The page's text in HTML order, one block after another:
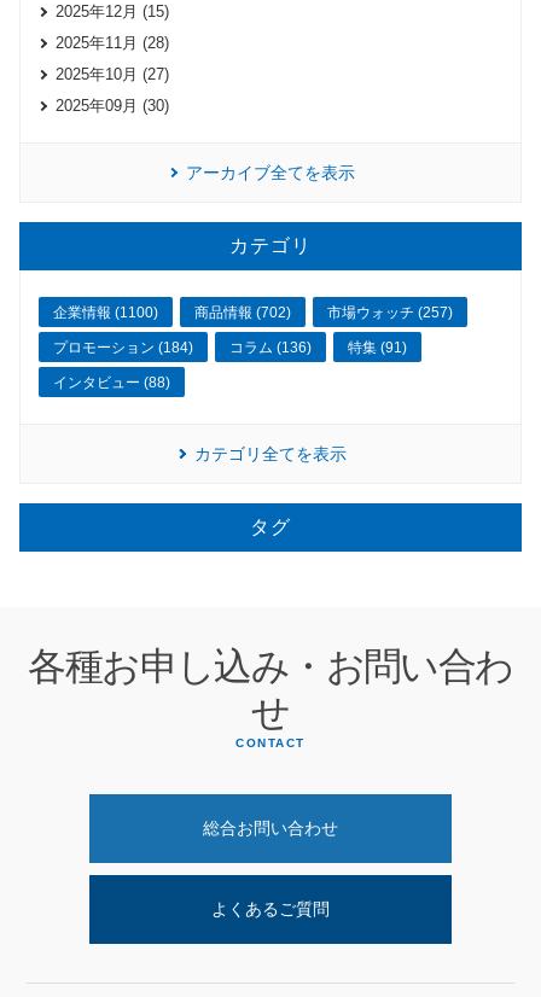
2025年12月 (15)
2025年11月 (28)
2025年10月 (27)
2025年09月 (30)
アーカイブ全てを表示
カテゴリ
企業情報 (1100) 商品情報 (702) 市場ウォッチ (257)
プロモーション (184) コラム (136) 特集 (91)
インタビュー (88)
カテゴリ全てを表示
タグ
各種お申し込み・お問い合わ
せ
CONTACT
総合お問い合わせ
よくあるご質問